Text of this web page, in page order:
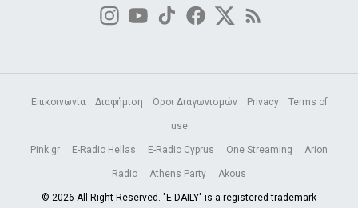
Επικοινωνία Διαφήμιση Όροι Διαγωνισμών Privacy Terms of
use
Pink.gr E-Radio Hellas E-Radio Cyprus One Streaming Arion
Radio Athens Party Akous
© 2026 All Right Reserved. "E-DAILY" is a registered trademark